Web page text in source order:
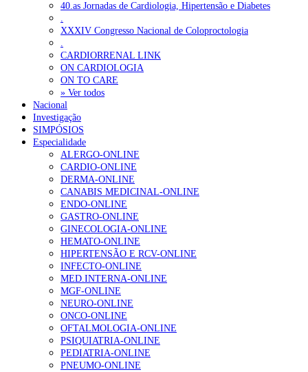
40.as Jornadas de Cardiologia, Hipertensão e Diabetes
.
XXXIV Congresso Nacional de Coloproctologia
.
CARDIORRENAL LINK
ON CARDIOLOGIA
ON TO CARE
» Ver todos
Nacional
Investigação
SIMPÓSIOS
Especialidade
ALERGO-ONLINE
CARDIO-ONLINE
DERMA-ONLINE
CANABIS MEDICINAL-ONLINE
ENDO-ONLINE
GASTRO-ONLINE
GINECOLOGIA-ONLINE
HEMATO-ONLINE
HIPERTENSÃO E RCV-ONLINE
INFECTO-ONLINE
MED.INTERNA-ONLINE
MGF-ONLINE
NEURO-ONLINE
ONCO-ONLINE
OFTALMOLOGIA-ONLINE
PSIQUIATRIA-ONLINE
PEDIATRIA-ONLINE
PNEUMO-ONLINE